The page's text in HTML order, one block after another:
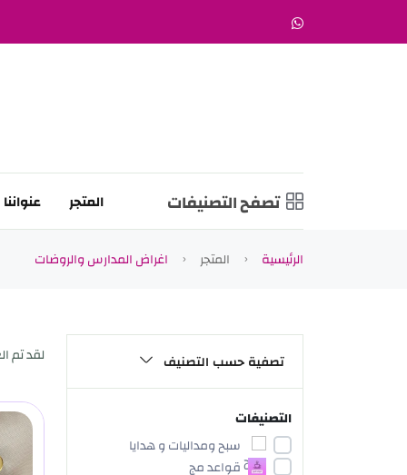
تصفح التصنيفات المتجر عنواننا
الرئيسية المتجر اغراض المدارس والروضات
لقد تم
تصفية حسب التصنيف
التصنيفات
سبح ومداليات و هدايا
قواعد مج